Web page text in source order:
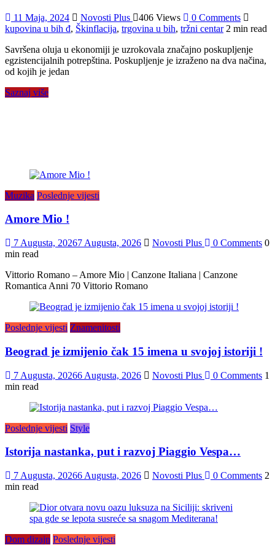
11 Maja, 2024 Novosti Plus 406 Views
0 Comments
kupovina u bih đ, Škinflacija, trgovina u bih, tržni centar 2 min read
Savršena oluja u ekonomiji je uzrokovala značajno poskupljenje
egzistencijalnih potrepština. Poskupljenje je izraženo na dva načina,
od kojih je jedan
Saznaj više
Muzika Poslednje vijesti
Amore Mio !
7 Augusta, 20267 Augusta, 2026 Novosti Plus 0 Comments 0
min read
Vittorio Romano – Amore Mio | Canzone Italiana | Canzone
Romantica Anni 70 Vittorio Romano
Poslednje vijesti Znamenitosti
Beograd je izmijenio čak 15 imena u svojoj istoriji !
7 Augusta, 20266 Augusta, 2026 Novosti Plus 0 Comments 1
min read
Poslednje vijesti Style
Istorija nastanka, put i razvoj Piaggio Vespa…
7 Augusta, 20266 Augusta, 2026 Novosti Plus 0 Comments 2
min read
Dom dizajn Poslednje vijesti